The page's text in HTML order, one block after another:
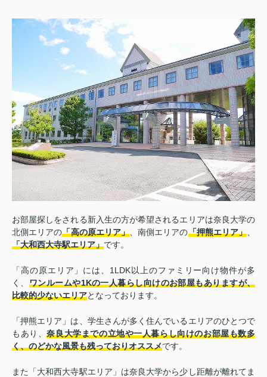
お部屋探しをされる新入生の方が希望されるエリアは奈良大学の
北側エリアの「高の原エリア」、南側エリアの「押熊エリア」、
「大和西大寺駅エリア」です。
「高の原エリア」には、1LDK以上のファミリー向け物件が多
く、 ワンルームや1Kの一人暮らし向けのお部屋もありますが、
比較的少ないエリアとなっております。
「押熊エリア」は、学生さんが多く住んでいるエリアのひとつで
もあり、奈良大学までの立地や一人暮らし向けのお部屋も数多
く、のどかな風景も残っておりオススメです。
また「大和西大寺駅エリア」は奈良大学から少し距離が離れてま